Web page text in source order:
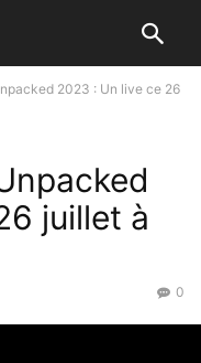
2023 : Un live ce 26
juillet à
0